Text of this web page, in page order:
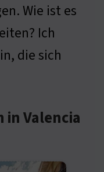
Wie ist es
Ich
die sich
Valencia